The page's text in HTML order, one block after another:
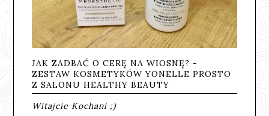
JAK ZADBAĆ O CERĘ NA WIOSNĘ? -
ZESTAW KOSMETYKÓW YONELLE PROSTO
Z SALONU HEALTHY BEAUTY
Witajcie Kochani ;)